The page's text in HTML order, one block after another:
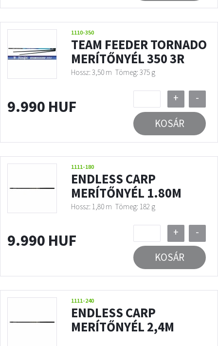
1110-350
TEAM FEEDER TORNADO
MERÍTŐNYÉL 350 3R
Hossz: 3,50 m Tömeg: 375 g
9.990 HUF +
-
KOSÁR
1111-180
ENDLESS CARP
MERÍTŐNYÉL 1.80M
Hossz: 1,80 m Tömeg: 182 g
9.990 HUF +
-
KOSÁR
1111-240
ENDLESS CARP
MERÍTŐNYÉL 2,4M